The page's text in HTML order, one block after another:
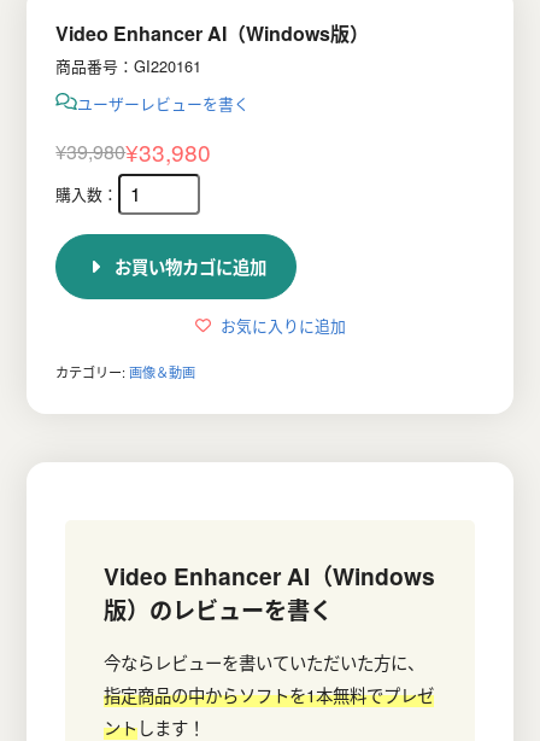
Video Enhancer AI（Windows版）
商品番号：GI220161
ユーザーレビューを書く
¥39,980
元
の
価
格
で
し
た。
¥33,980
現
在
の
価
¥33,980
で
す。
お買い物カゴに追加
お気に入りに追加
カテゴリー:画像＆動画
Video Enhancer AI（Windows
版） のレビューを書く
今ならレビューを書いていただいた方に、
指定商品の中からソフトを1本無料でプレゼ
ントします！